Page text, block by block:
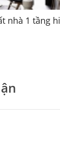
nhà 1 tầng